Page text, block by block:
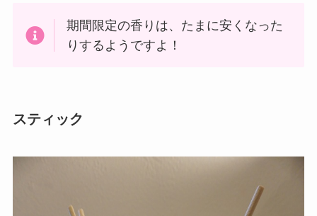
期間限定の香りは、たまに安くなった
りするようですよ！
スティック